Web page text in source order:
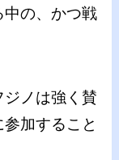
中の、かつ戦
ノは強く賛
加すること